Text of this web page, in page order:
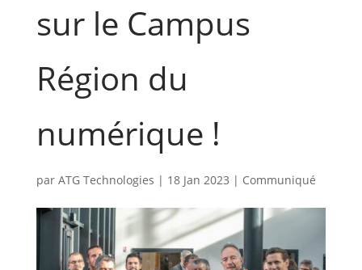
sur le Campus
Région du
numérique !
par ATG Technologies | 18 Jan 2023 | Communiqué